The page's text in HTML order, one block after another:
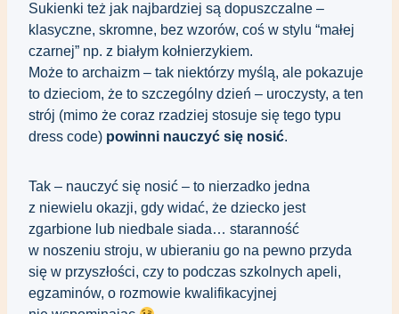
Sukienki też jak najbardziej są dopuszczalne –
klasyczne, skromne, bez wzorów, coś w stylu “małej
czarnej” np. z białym kołnierzykiem.
Może to archaizm – tak niektórzy myślą, ale pokazuje
to dzieciom, że to szczególny dzień – uroczysty, a ten
strój (mimo że coraz rzadziej stosuje się tego typu
dress code) powinni nauczyć się nosić.
Tak – nauczyć się nosić – to nierzadko jedna
z niewielu okazji, gdy widać, że dziecko jest
zgarbione lub niedbale siada… staranność
w noszeniu stroju, w ubieraniu go na pewno przyda
się w przyszłości, czy to podczas szkolnych apeli,
egzaminów, o rozmowie kwalifikacyjnej